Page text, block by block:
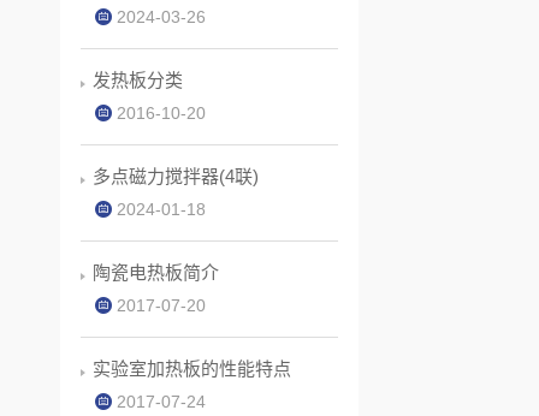
2024-03-26
发热板分类
2016-10-20
多点磁力搅拌器(4联)
2024-01-18
陶瓷电热板简介
2017-07-20
实验室加热板的性能特点
2017-07-24